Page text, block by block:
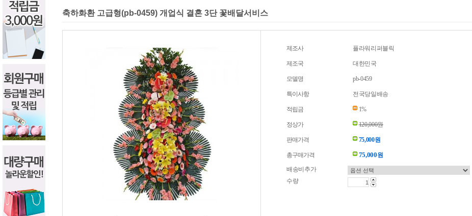
축하화환 고급형(pb-0459) 개업식 결혼 3단 꽃배달서비스
제조사 플라워리퍼블릭
제조국 대한민국
모델명 pb-0459
특이사항 전국당일배송
적립금 1%
정상가 120,000원
판매가격 75,000원
총구매가격 75,000원
배송비추가
수량